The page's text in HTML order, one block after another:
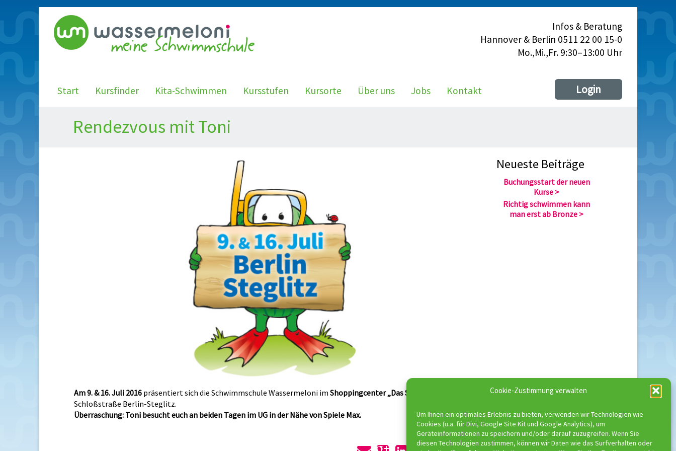
Cookie-Zustimmung verwalten
Um Ihnen ein optimales Erlebnis zu bieten, verwenden wir Technologien wie
Cookies (u.a. für Divi, Google Site Kit und Google Analytics), um
Geräteinformationen zu speichern und/oder darauf zuzugreifen. Wenn Sie
diesen Technologien zustimmen, können wir Daten wie das Surfverhalten oder
Infos & Beratung
Hannover & Berlin 0511 22 00 15-0
Mo.,Mi.,Fr. 9:30–13:00 Uhr
Start Kursfinder Kita-Schwimmen Kursstufen Kursorte Über uns Jobs Kontakt Login
Rendezvous mit Toni
Am 9. & 16. Juli 2016 präsentiert sich die Schwimmschule Wassermeloni im Shoppingcenter „Das Schloss“
Schloßstraße Berlin-Steglitz.
Überraschung: Toni besucht euch an beiden Tagen im UG in der Nähe von Spiele Max.
Neueste Beiträge
Buchungsstart der neuen
Kurse
Richtig schwimmen kann
man erst ab Bronze